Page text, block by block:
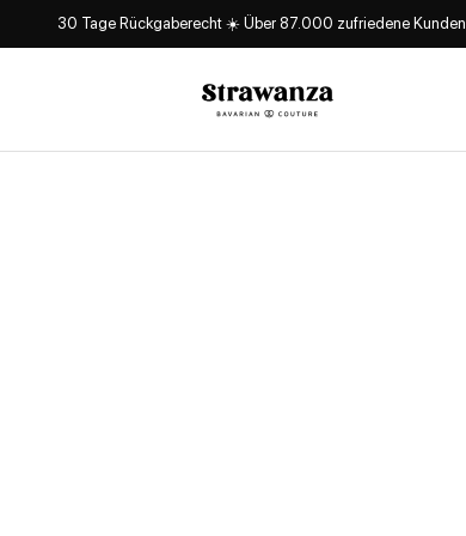
30 Tage Rückgaberecht ☀️ Über 87.000 zufriedene Kunden
Strawanza